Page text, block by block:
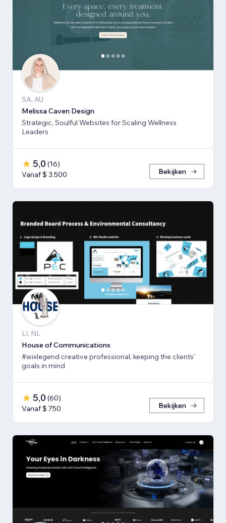
SA, AU
Melissa Caven Design
Strategic, Soulful Websites for Scaling Wellness
Leaders
5,0 (16)
Vanaf $ 3.500
Bekijken
LI, NL
House of Communications
#wixlegend creative professional, keeping the clients'
goals in mind
5,0 (60)
Vanaf $ 750
Bekijken